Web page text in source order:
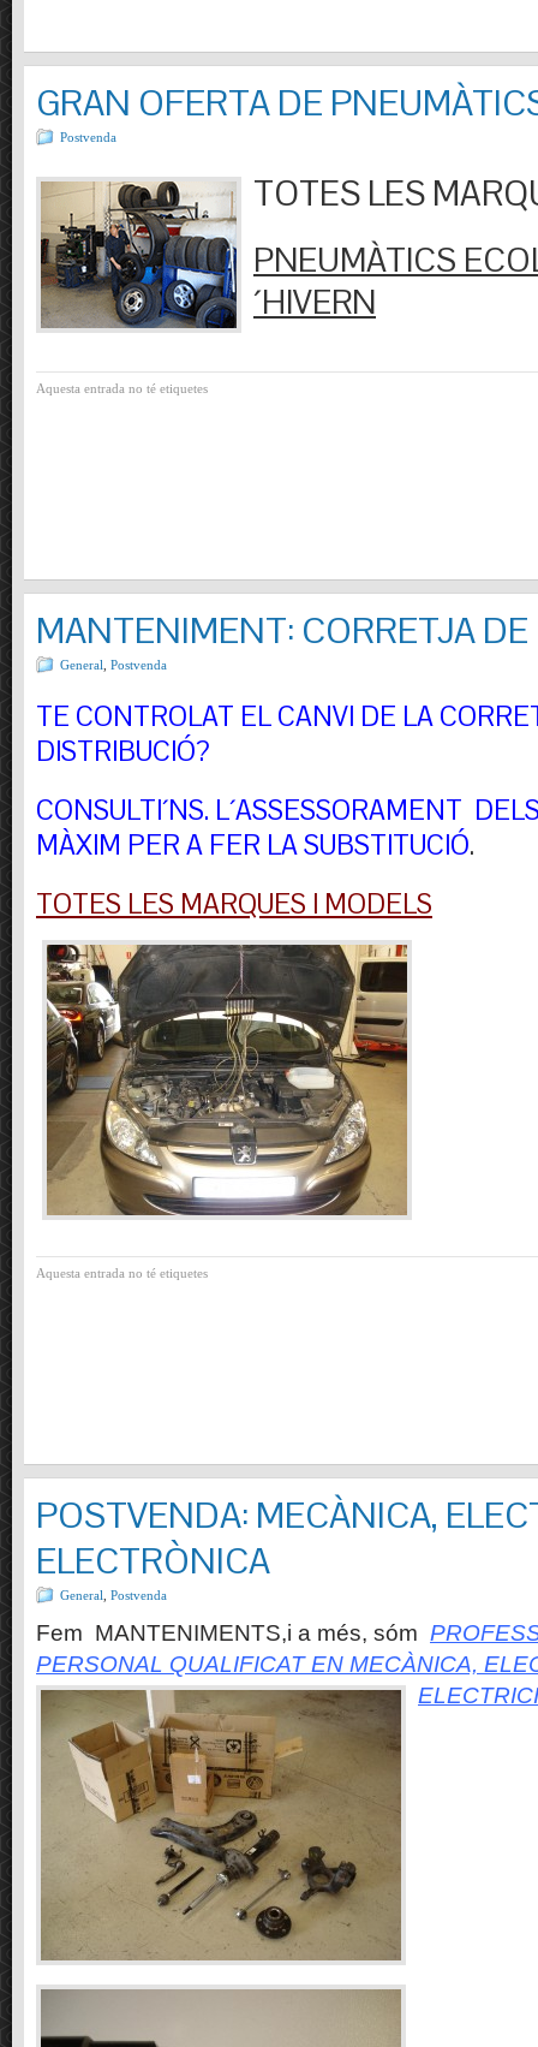
GRAN OFERTA DE
Postvenda
TOTES LES
PNEUMÀTICS
´HIVERN
Aquesta entrada no té etiquetes
MANTENIMENT: CORRETJA
General Postvenda
TE CONTROLAT EL CANVI DE LA
DISTRIBUCIÓ?
CONSULTI´NS. L´ASSESSORAMENT
MÀXIM PER A FER LA SUBSTITUCIÓ.
TOTES LES MARQUES I MODELS
Aquesta entrada no té etiquetes
POSTVENDA: MECÀNICA,
ELECTRÒNICA
General Postvenda
Fem MANTENIMENTS,i a més, sóm
PERSONAL QUALIFICAT EN MECÀNICA,